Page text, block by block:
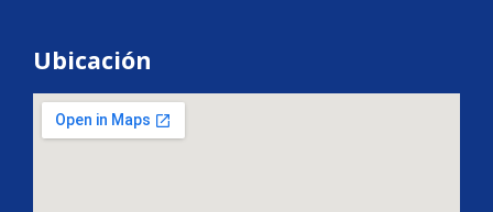
Ubicación